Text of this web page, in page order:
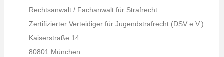
Rechtsanwalt / Fachanwalt für Strafrecht
Zertifizierter Verteidiger für Jugendstrafrecht (DSV e.V.)
Kaiserstraße 14
80801 München